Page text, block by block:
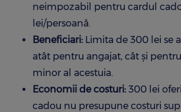
neimpozabil pentru cardul
lei/persoană.
Beneficiari: Limita de 300 lei se
atât pentru angajat, cât și
minor al acestuia.
Economii de costuri: 300 lei
cadou nu presupune costuri